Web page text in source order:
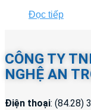
Đọc tiếp
CÔNG TY
NGHỆ AN
Điện thoại: (84.28)